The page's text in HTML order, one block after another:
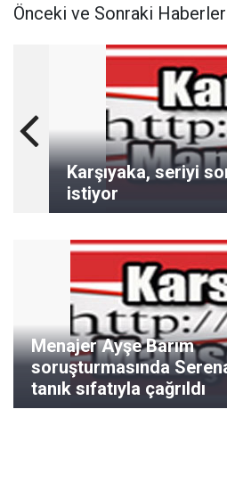
Önceki ve Sonraki Haberler
Karşıyaka, seriyi
istiyor
Menajer Ayşe Barım
soruşturmasında
tanık sıfatıyla çağrıldı